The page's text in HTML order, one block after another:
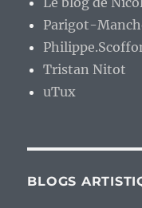
Parigot-
Tristan Nitot
uTux
BLOGS